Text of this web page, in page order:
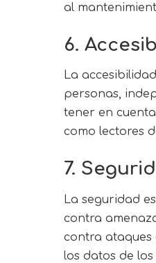
al
6.
La
personas,
tener en
como lectores
7.
La seguridad
contra
contra ataques
los datos de